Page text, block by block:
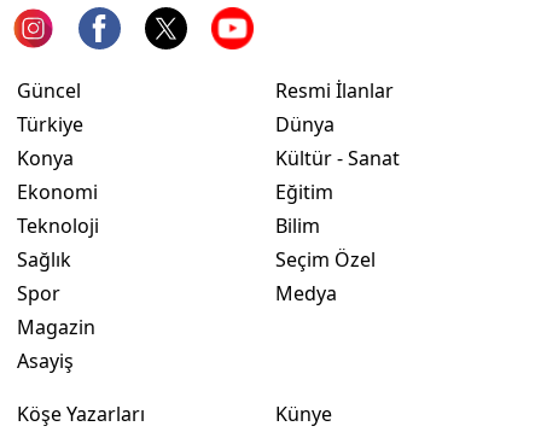
Güncel
Türkiye
Konya
Ekonomi
Teknoloji
Sağlık
Spor
Magazin
Asayiş
Resmi İlanlar
Dünya
Kültür - Sanat
Eğitim
Bilim
Seçim Özel
Medya
Köşe Yazarları
Künye